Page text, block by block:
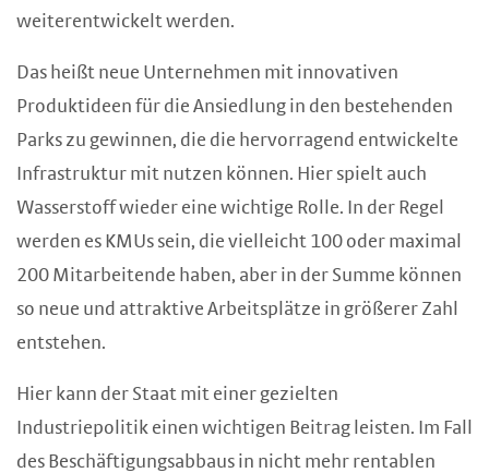
weiterentwickelt werden.
Das heißt neue Unternehmen mit innovativen
Produktideen für die Ansiedlung in den bestehenden
Parks zu gewinnen, die die hervorragend entwickelte
Infrastruktur mit nutzen können. Hier spielt auch
Wasserstoff wieder eine wichtige Rolle. In der Regel
werden es KMUs sein, die vielleicht 100 oder maximal
200 Mitarbeitende haben, aber in der Summe können
so neue und attraktive Arbeitsplätze in größerer Zahl
entstehen.
Hier kann der Staat mit einer gezielten
Industriepolitik einen wichtigen Beitrag leisten. Im Fall
des Beschäftigungsabbaus in nicht mehr rentablen